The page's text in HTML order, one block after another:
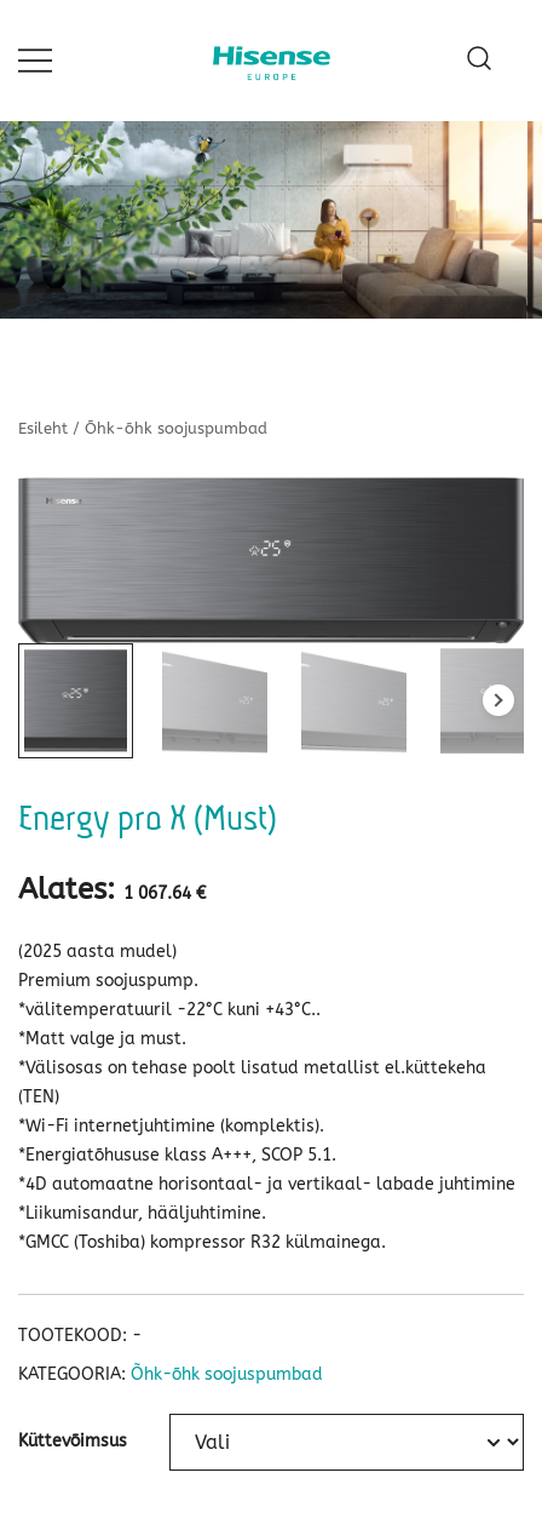
Esileht / Õhk-õhk soojuspumbad
Energy pro X (Must)
Alates: 1 067.64 €
(2025 aasta mudel)
Premium soojuspump.
*välitemperatuuril -22°C kuni +43°C..
*Matt valge ja must.
*Välisosas on tehase poolt lisatud metallist el.küttekeha
(TEN)
*Wi-Fi internetjuhtimine (komplektis).
*Energiatõhususe klass A+++, SCOP 5.1.
*4D automaatne horisontaal- ja vertikaal- labade juhtimine
*Liikumisandur, hääljuhtimine.
*GMCC (Toshiba) kompressor R32 külmainega.
TOOTEKOOD: -
KATEGOORIA: Õhk-õhk soojuspumbad
Küttevõimsus